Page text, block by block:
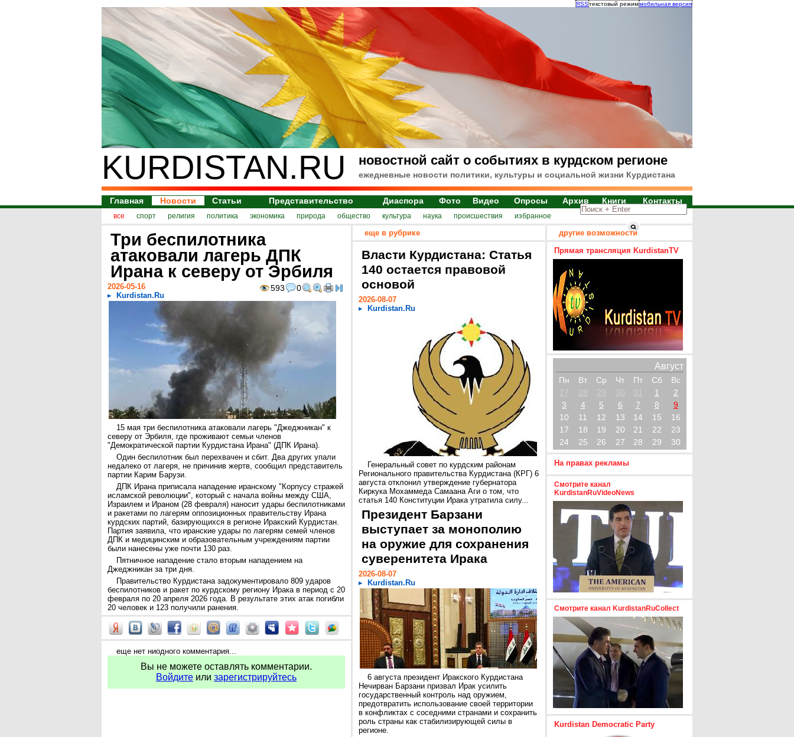
RSSтекстовый режиммобильная версия
KURDISTAN.RU новостной сайт о событиях в курдском регионе
ежедневные новости политики, культуры и социальной жизни Курдистана
Главная Новости Статьи Представительство Диаспора Фото Видео Опросы Архив Книги Контакты
все спорт религия политика экономика природа общество культура наука происшествия избранное
Три беспилотника
атаковали лагерь ДПК
Ирана к северу от Эрбиля
593 0
2026-05-16
Kurdistan.Ru
15 мая три беспилотника атаковали лагерь "Джеджникан" к
северу от Эрбиля, где проживают семьи членов
"Демократической партии Курдистана Ирана" (ДПК Ирана).
Один беспилотник был перехвачен и сбит. Два других упали
недалеко от лагеря, не причинив жертв, сообщил представитель
партии Карим Барузи.
ДПК Ирана приписала нападение иранскому "Корпусу стражей
исламской революции", который с начала войны между США,
Израилем и Ираном (28 февраля) наносит удары беспилотниками
и ракетами по лагерям оппозиционных правительству Ирана
курдских партий, базирующихся в регионе Иракский Курдистан.
Партия заявила, что иранские удары по лагерям семей членов
ДПК и медицинским и образовательным учреждениям партии
были нанесены уже почти 130 раз.
Пятничное нападение стало вторым нападением на
Джеджникан за три дня.
Правительство Курдистана задокументировало 809 ударов
беспилотников и ракет по курдскому региону Ирака в период с 20
февраля по 20 апреля 2026 года. В результате этих атак погибли
20 человек и 123 получили ранения.
еще нет ниодного комментария...
Вы не можете оставлять комментарии.
Войдите или зарегистрируйтесь
еще в рубрике
Власти Курдистана: Статья
140 остается правовой
основой
2026-08-07
Kurdistan.Ru
Генеральный совет по курдским районам
Регионального правительства Курдистана (КРГ) 6
августа отклонил утверждение губернатора
Киркука Мохаммеда Самаана Аги о том, что
статья 140 Конституции Ирака утратила силу...
Президент Барзани
выступает за монополию
на оружие для сохранения
суверенитета Ирака
2026-08-07
Kurdistan.Ru
6 августа президент Иракского Курдистана
Нечирван Барзани призвал Ирак усилить
государственный контроль над оружием,
предотвратить использование своей территории
в конфликтах с соседними странами и сохранить
роль страны как стабилизирующей силы в
регионе.
другие возможности
Прямая трансляция KurdistanTV
Август
Пн Вт Ср Чт Пт Сб
Вс
27
28 29 30 31 1
2
3
4 5 6 7 8
9
10
11 12 13 14 15
16
17
18 19 20 21 22
23
24
25 26 27 28 29 30
На правах рекламы
Смотрите канал
KurdistanRuVideoNews
Смотрите канал KurdistanRuCollect
Kurdistan Democratic Party